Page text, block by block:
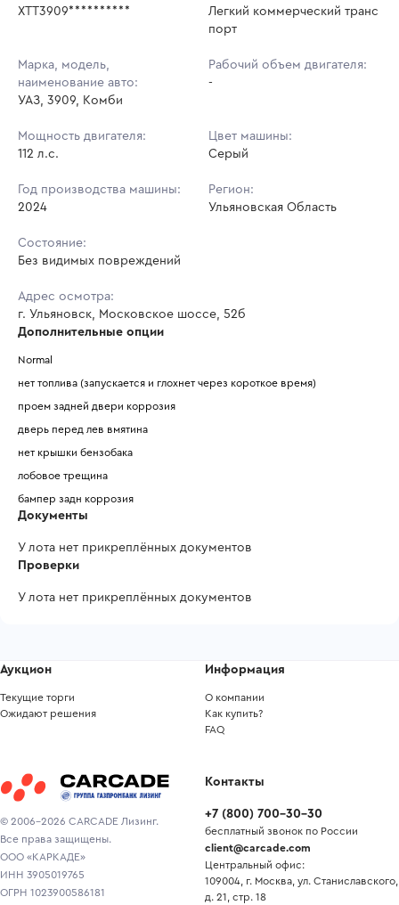
XTT3909**********
Легкий коммерческий транс
порт
Марка, модель,
наименование авто:
УАЗ, 3909, Комби
Рабочий объем двигателя:
-
Мощность двигателя:
112 л.с.
Цвет машины:
Серый
Год производства машины:
2024
Регион:
Ульяновская Область
Состояние:
Без видимых повреждений
Адрес осмотра:
г. Ульяновск, Московское шоссе, 52б
Дополнительные опции
Normal
нет топлива (запускается и глохнет через короткое время)
проем задней двери коррозия
дверь перед лев вмятина
нет крышки бензобака
лобовое трещина
бампер задн коррозия
Документы
У лота нет прикреплённых документов
Проверки
У лота нет прикреплённых документов
© 2006-2026 CARCADE Лизинг.
Все права защищены.
ООО «КАРКАДЕ»
ИНН 3905019765
ОГРН 1023900586181
Аукцион
Текущие торги
Ожидают решения
Информация
О компании
Как купить?
FAQ
Контакты
+7 (800) 700-30-30
бесплатный звонок по России
client@carcade.com
Центральный офис:
109004, г. Москва, ул. Станиславского,
д. 21, стр. 18